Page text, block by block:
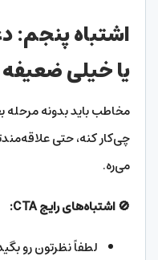
اشتباه پنجم:
یا خیلی ضعیفه
مخاطب باید بدونه مرحله
چی‌کار کنه، حتی
می‌ره.
🚫اشتباه‌های رایجCTA:
لطفاً نظرتون رو